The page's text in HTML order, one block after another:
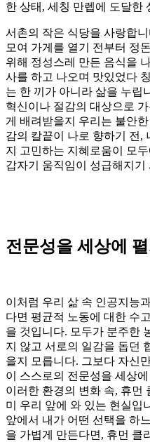
한 상태, 세칭 만렙에 도달한
서촌의 작은 식당을 사랑합
모여 가게를 열기 전부터 정
위해 정성스레 만든 음식을
사를 하고 나오며 맛있었다
는 한 끼가 아니라 삶을 누립
혁신이나 절감의 대상으로
게 배려받을지 우리는 불안
감의 칼끝이 나로 향하기 전,
지 고민하는 지혜로움이 모
갑자기 움직임이 성급해지기
전문성을 세상에
이처럼 우리 삶 속 인공지능
다면 평균적 노동에 대한 수
을 것입니다. 모두가 분주한
지 않고 서로의 일감을 돕던
을지 모릅니다. 그보다 자신
이 스스로의 전문성을 세상
이러한 환경의 변화 속, 휴먼
미 우리 앞에 와 있는 현실입
앞에서 내가 어떤 선택을 하
을 가볍게 만든다면, 휴먼 클